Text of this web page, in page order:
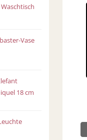
Vase
18 cm